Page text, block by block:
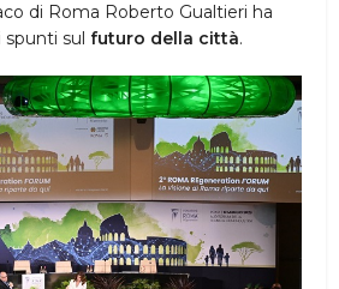
di Roma Roberto Gualtieri ha
spunti sul futuro della città.